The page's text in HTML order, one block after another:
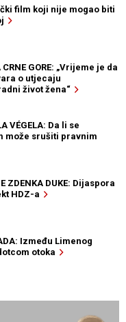
film koji nije mogao biti
CRNE GORE: „Vrijeme je da
o utjecaju
život žena“
VÉGELA: Da li se
može srušiti pravnim
ZDENKA DUKE: Dijaspora
HDZ-a
Između Limenog
otoka